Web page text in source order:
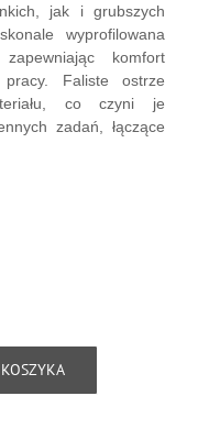
jak i grubszych
wyprofilowana
komfort
Faliste ostrze
co czyni je
zadań, łączące